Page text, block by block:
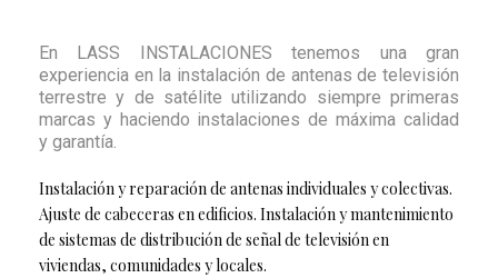
En LASS INSTALACIONEStenemos una gran
experiencia en la instalación de antenas de televisión
terrestre y de satélite utilizando siempre primeras
marcas y haciendo instalaciones de máxima calidad
y garantía.
Instalación y reparación de antenas individuales y colectivas.
Ajuste de cabeceras en edificios. Instalación y mantenimiento
de sistemas de distribución de señal de televisión en
viviendas, comunidades y locales.